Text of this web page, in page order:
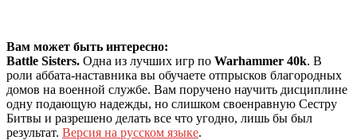
Вам может быть интересно:
Battle Sisters. Одна из лучших игр по Warhammer 40k. В
роли аббата-наставника вы обучаете отпрысков благородных
домов на военной службе. Вам поручено научить дисциплине
одну подающую надежды, но слишком своенравную Сестру
Битвы и разрешено делать все что угодно, лишь бы был
результат. Версия на русском языке.